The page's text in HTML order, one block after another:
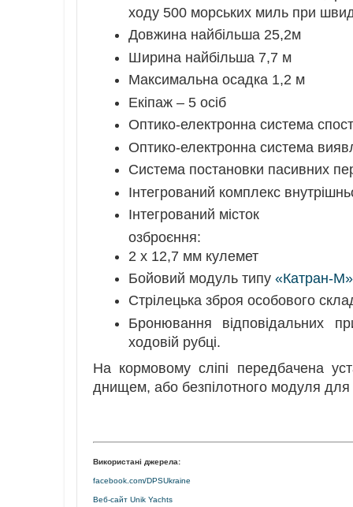
ходу 500 морських миль при
Довжина найбільша 25,2м
Ширина найбільша 7,7 м
Максимальна осадка 1,2 м
Екіпаж – 5 осіб
Оптико-електронна система
Оптико-електронна система
Система постановки пасивних
Інтегрований комплекс
Інтегрований місток
озброєння:
2 х 12,7 мм кулемет
Бойовий модуль типу «Катран-М»
Стрілецька зброя особового
Бронювання відповідальних
ходовій рубці.
На кормовому сліпі передбачена
днищем, або безпілотного модуля для
Використані джерела:
facebook.com/DPSUkraine
Веб-сайт Unik Yachts